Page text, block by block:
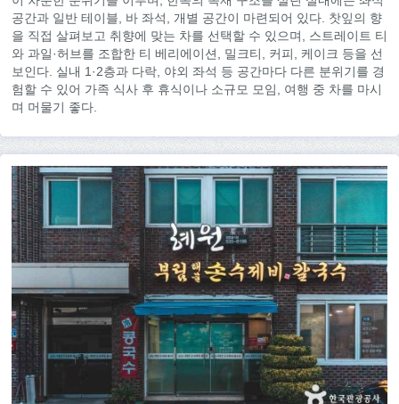
공간과 일반 테이블, 바 좌석, 개별 공간이 마련되어 있다. 찻잎의 향
을 직접 살펴보고 취향에 맞는 차를 선택할 수 있으며, 스트레이트 티
와 과일·허브를 조합한 티 베리에이션, 밀크티, 커피, 케이크 등을 선
보인다. 실내 1·2층과 다락, 야외 좌석 등 공간마다 다른 분위기를 경
험할 수 있어 가족 식사 후 휴식이나 소규모 모임, 여행 중 차를 마시
며 머물기 좋다.